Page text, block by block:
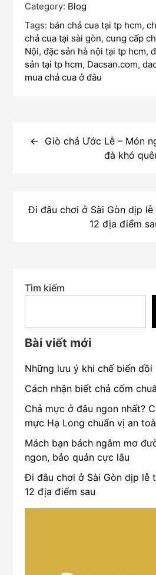
Category: Blog
Tags: bán chả cua tại tp hcm,
chả cua tại sài gòn,cung cấp
Nội,đặc sản hà nội tại tp hcm,
sản tại tp hcm, Dacsan.com,
mua chả cua ở đâu
hướngGiò chả Ước Lễ – Món
đà khó
Đi đâu chơi ở Sài Gòn dịp
12 địa điểm
Tìm kiếm
Bài viết mới
Những lưu ý khi chế biến dồi
Cách nhận biết chả cốm
Chả mực ở đâu ngon nhất?
mực Hạ Long chuẩn vị an
Mách bạn bách ngâm mơ
ngon, bảo quản cực lâu
Đi đâu chơi ở Sài Gòn dịp lễ
12 địa điểm sau